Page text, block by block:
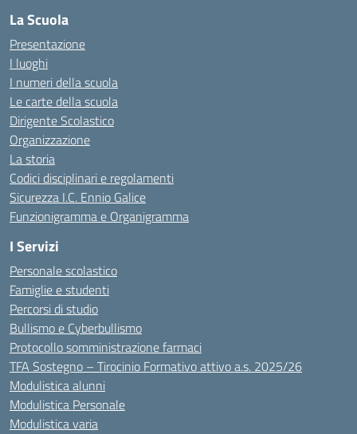
La Scuola
Presentazione
I luoghi
I numeri della scuola
Le carte della scuola
Dirigente Scolastico
Organizzazione
La storia
Codici disciplinari e regolamenti
Sicurezza I.C. Ennio Galice
Funzionigramma e Organigramma
I Servizi
Personale scolastico
Famiglie e studenti
Percorsi di studio
Bullismo e Cyberbullismo
Protocollo somministrazione farmaci
TFA Sostegno – Tirocinio Formativo attivo a.s. 2025/26
Modulistica alunni
Modulistica Personale
Modulistica varia